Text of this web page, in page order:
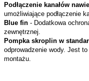
Podłączenie kanałów
umożliwiające podłączenie
Blue fin - Dodatkowa
zewnętrznej.
Pompka skroplin w
odprowadzenie wody. Jest
montażu.